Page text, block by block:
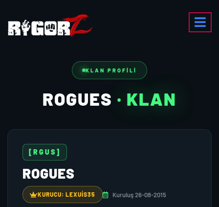
KLAN PROFILI
ROGUES · KLAN
[RGUS]
ROGUES
KURUCU: LEXUIS35 Kuruluş 26-08-2015